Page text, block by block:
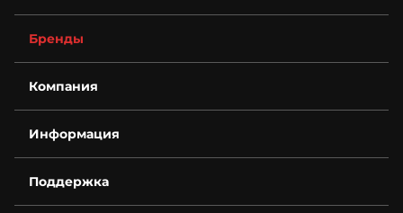
Бренды
Компания
Контакты
Деталировки
Для бизнеса
Спецпредложения
Информация
Гарантия
Условия оплаты
Поддержка